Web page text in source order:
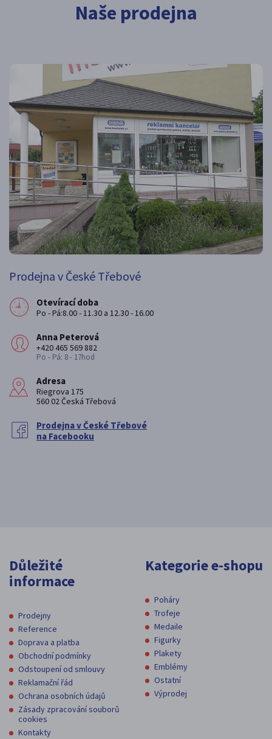
Naše prodejna
Prodejna v České Třebové
Otevírací doba
Po - Pá:8.00 - 11.30 a 12.30 - 16.00
Anna Peterová
+420 465 569 882
Po - Pá: 8 - 17hod
Adresa
Riegrova 175
560 02 Česká Třebová
Prodejna v České Třebové
na Facebooku
Důležité
informace
Prodejny
Reference
Doprava a platba
Obchodní podmínky
Odstoupení od smlouvy
Reklamační řád
Ochrana osobních údajů
Zásady zpracování souborů
cookies
Kontakty
Kategorie e-shopu
Poháry
Trofeje
Medaile
Figurky
Plakety
Emblémy
Ostatní
Výprodej